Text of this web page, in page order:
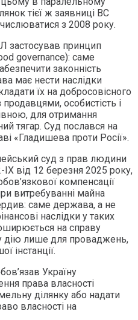
тієї ж заявниці ВС
з 2008 року.
застосував принцип
governance): саме
законність
має нести наслідки
їх на добросовісного
особистість і
для отримання
тягар. Суд послався на
«Гладишева проти Росії».
суд з прав людини
від 12 березня 2025 року,
компенсації
витребуванні майна
саме держава, а не
наслідки у таких
на справу
дію лише для проваджень,
інстанції.
Україну
права власності
ділянку або надати
власності на